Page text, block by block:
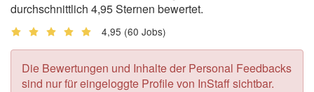
durchschnittlich 4,95 Sternen bewertet.
4,95 (60 Jobs)
Die Bewertungen und Inhalte der Personal Feedbacks
sind nur für eingeloggte Profile von InStaff sichtbar.